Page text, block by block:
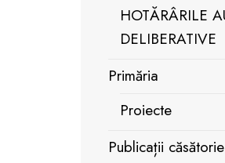
HOTĂRÂRILE
DELIBERATIVE
Primăria
Proiecte
Publicații căsătorie